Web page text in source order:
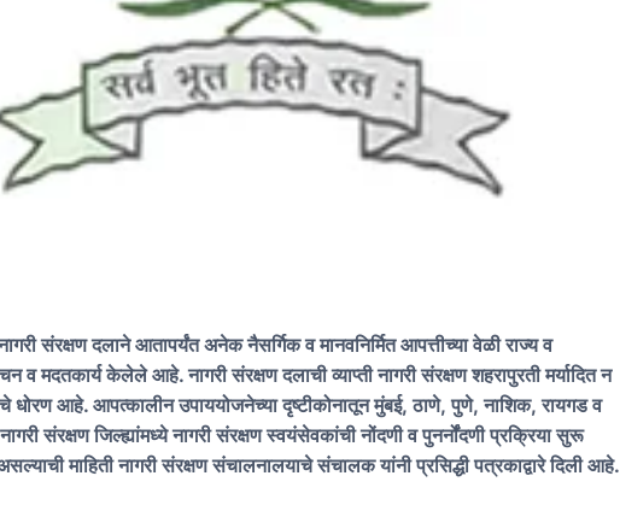
संरक्षण दलाने आतापर्यंत अनेक नैसर्गिक व मानवनिर्मित आपत्तीच्या वेळी राज्य व
व मदतकार्य केलेले आहे. नागरी संरक्षण दलाची व्याप्ती नागरी संरक्षण शहरापुरती मर्यादित न
धोरण आहे. आपत्कालीन उपाययोजनेच्या दृष्टीकोनातून मुंबई,ठाणे,पुणे,नाशिक,रायगड व
संरक्षण जिल्ह्यांमध्ये नागरी संरक्षण स्वयंसेवकांची नोंदणी व पुनर्नोंदणी प्रक्रिया सुरू
माहिती नागरी संरक्षण संचालनालयाचे संचालक यांनी प्रसिद्धी पत्रकाद्वारे दिली आहे.